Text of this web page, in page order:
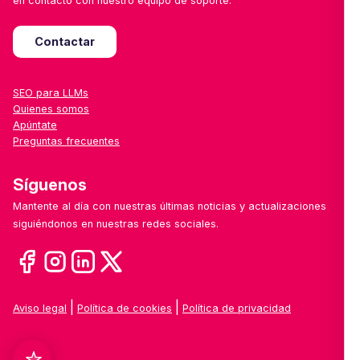
Contactar
SEO para LLMs
Quienes somos
Apúntate
Preguntas frecuentes
Síguenos
Mantente al día con nuestras últimas noticias y actualizaciones
siguiéndonos en nuestras redes sociales.
Aviso legal Política de cookies Política de privacidad